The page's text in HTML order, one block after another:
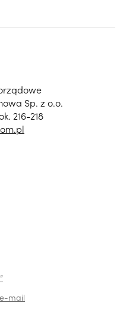
Sp. z o.o.
216-218
mail